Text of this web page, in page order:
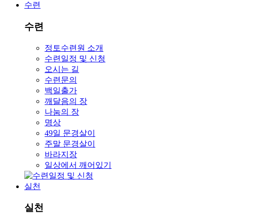
수련
수련
정토수련원 소개
수련일정 및 신청
오시는 길
수련문의
백일출가
깨달음의 장
나눔의 장
명상
49일 문경살이
주말 문경살이
바라지장
일상에서 깨어있기
실천
실천